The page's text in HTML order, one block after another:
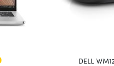
DELL